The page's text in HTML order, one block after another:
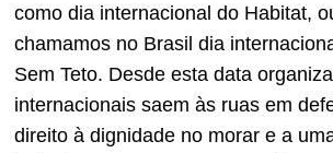
como dia internacional do Habitat,
chamamos no Brasil dia
Sem Teto. Desde esta data
internacionais saem às ruas em
direito à dignidade no morar e a